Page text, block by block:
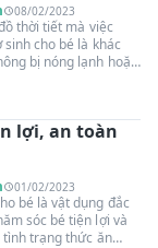
08/02/2023
thời tiết mà việc
sinh cho bé là khác
bị nóng lạnh hoặc
Cùng
lợi, an toàn
01/02/2023
bé là vật dụng đắc
sóc bé tiện lợi và
tình trạng thức ăn